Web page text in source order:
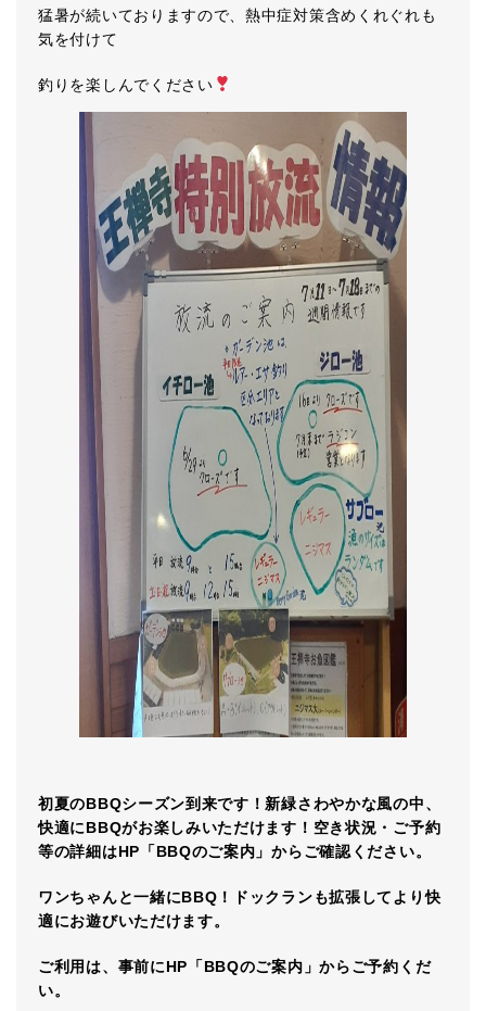
猛暑が続いておりますので、熱中症対策含めくれぐれも
気を付けて
釣りを楽しんでください
初夏のBBQシーズン到来です！新緑さわやかな風の中、
快適にBBQがお楽しみいただけます！空き状況・ご予約
等の詳細はHP「BBQのご案内」からご確認ください。
ワンちゃんと一緒にBBQ！ドックランも拡張してより快
適にお遊びいただけます。
ご利用は、事前にHP「BBQのご案内」からご予約くだ
い。